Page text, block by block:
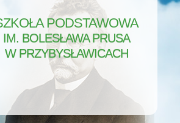
PODSTAWOWA
IM. BOLESŁAWA PRUSA
W PRZYBYSŁAWICACH